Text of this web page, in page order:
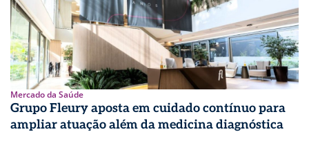
Mercado da Saúde
Grupo Fleury aposta em cuidado contínuo para
ampliar atuação além da medicina diagnóstica